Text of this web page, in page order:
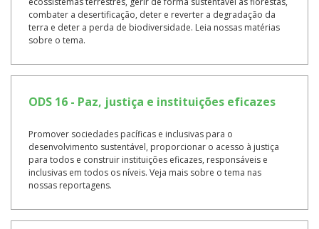
combater a desertificação, deter e reverter a degradação da
terra e deter a perda de biodiversidade. Leia nossas matérias
sobre o tema.
ODS 16 - Paz, justiça e instituições eficazes
Promover sociedades pacíficas e inclusivas para o
desenvolvimento sustentável, proporcionar o acesso à justiça
para todos e construir instituições eficazes, responsáveis e
inclusivas em todos os níveis. Veja mais sobre o tema nas
nossas reportagens.